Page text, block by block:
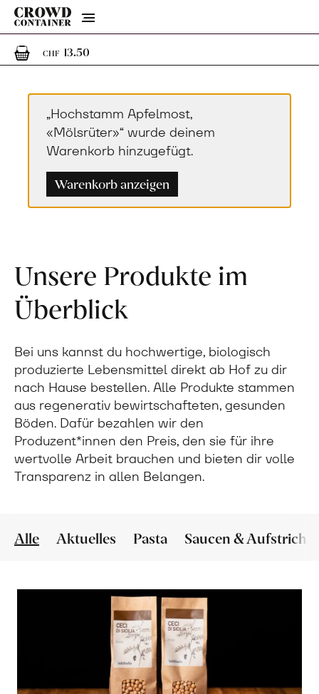
Menu
CHF 13.501 Artikel im Warenkorb
„Hochstamm Apfelmost,
«Mölsrüter»“ wurde deinem
Warenkorb hinzugefügt.
Warenkorb anzeigen
Unsere Produkte im
Überblick
Bei uns kannst du hochwertige, biologisch
produzierte Lebensmittel direkt ab Hof zu dir
nach Hause bestellen. Alle Produkte stammen
aus regenerativ bewirtschafteten, gesunden
Böden. Dafür bezahlen wir den
Produzent*innen den Preis, den sie für ihre
wertvolle Arbeit brauchen und bieten dir volle
Transparenz in allen Belangen.
Alle Aktuelles Pasta Saucen & Aufstriche